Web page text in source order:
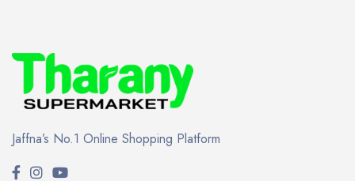
Jaffna’s No.1 Online Shopping Platform